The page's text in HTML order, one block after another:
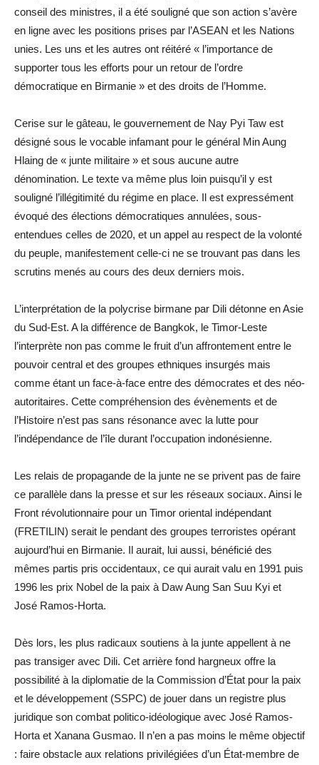
conseil des ministres, il a été souligné que son action s’avère
en ligne avec les positions prises par l’ASEAN et les Nations
unies. Les uns et les autres ont réitéré « l’importance de
supporter tous les efforts pour un retour de l’ordre
démocratique en Birmanie » et des droits de l’Homme.
Cerise sur le gâteau, le gouvernement de Nay Pyi Taw est
désigné sous le vocable infamant pour le général Min Aung
Hlaing de « junte militaire » et sous aucune autre
dénomination. Le texte va même plus loin puisqu’il y est
souligné l’illégitimité du régime en place. Il est expressément
évoqué des élections démocratiques annulées, sous-
entendues celles de 2020, et un appel au respect de la volonté
du peuple, manifestement celle-ci ne se trouvant pas dans les
scrutins menés au cours des deux derniers mois.
L’interprétation de la polycrise birmane par Dili détonne en Asie
du Sud-Est. A la différence de Bangkok, le Timor-Leste
l’interprète non pas comme le fruit d’un affrontement entre le
pouvoir central et des groupes ethniques insurgés mais
comme étant un face-à-face entre des démocrates et des néo-
autoritaires. Cette compréhension des évènements et de
l’Histoire n’est pas sans résonance avec la lutte pour
l’indépendance de l’île durant l’occupation indonésienne.
Les relais de propagande de la junte ne se privent pas de faire
ce parallèle dans la presse et sur les réseaux sociaux. Ainsi le
Front révolutionnaire pour un Timor oriental indépendant
(FRETILIN) serait le pendant des groupes terroristes opérant
aujourd’hui en Birmanie. Il aurait, lui aussi, bénéficié des
mêmes partis pris occidentaux, ce qui aurait valu en 1991 puis
1996 les prix Nobel de la paix à Daw Aung San Suu Kyi et
José Ramos-Horta.
Dès lors, les plus radicaux soutiens à la junte appellent à ne
pas transiger avec Dili. Cet arrière fond hargneux offre la
possibilité à la diplomatie de la Commission d’État pour la paix
et le développement (SSPC) de jouer dans un registre plus
juridique son combat politico-idéologique avec José Ramos-
Horta et Xanana Gusmao. Il n’en a pas moins le même objectif
: faire obstacle aux relations privilégiées d’un État-membre de